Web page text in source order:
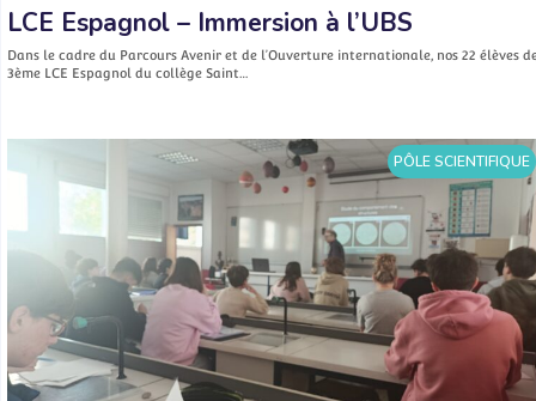
LCE Espagnol – Immersion à l’UBS
Dans le cadre du Parcours Avenir et de l’Ouverture internationale, nos 22 élèves
3ème LCE Espagnol du collège Saint…
PÔLE SCIENTIFIQUE